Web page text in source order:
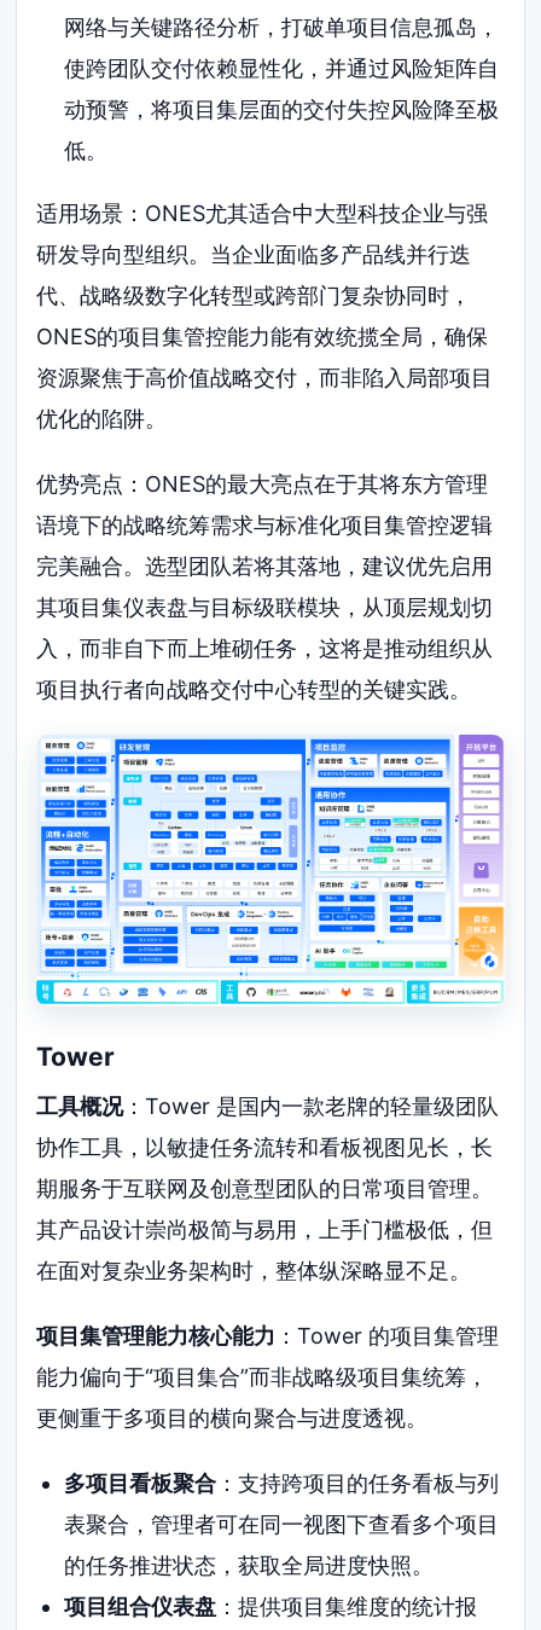
网络与关键路径分析，打破单项目信息孤岛，
使跨团队交付依赖显性化，并通过风险矩阵自
动预警，将项目集层面的交付失控风险降至极
低。
适用场景：ONES尤其适合中大型科技企业与强
研发导向型组织。当企业面临多产品线并行迭
代、战略级数字化转型或跨部门复杂协同时，
ONES的项目集管控能力能有效统揽全局，确保
资源聚焦于高价值战略交付，而非陷入局部项目
优化的陷阱。
优势亮点：ONES的最大亮点在于其将东方管理
语境下的战略统筹需求与标准化项目集管控逻辑
完美融合。选型团队若将其落地，建议优先启用
其项目集仪表盘与目标级联模块，从顶层规划切
入，而非自下而上堆砌任务，这将是推动组织从
项目执行者向战略交付中心转型的关键实践。
Tower
工具概况：Tower 是国内一款老牌的轻量级团队
协作工具，以敏捷任务流转和看板视图见长，长
期服务于互联网及创意型团队的日常项目管理。
其产品设计崇尚极简与易用，上手门槛极低，但
在面对复杂业务架构时，整体纵深略显不足。
项目集管理能力核心能力 ：Tower 的项目集管理
能力偏向于“项目集合”而非战略级项目集统筹，
更侧重于多项目的横向聚合与进度透视。
多项目看板聚合：支持跨项目的任务看板与列
表聚合，管理者可在同一视图下查看多个项目
的任务推进状态，获取全局进度快照。
项目组合仪表盘：提供项目集维度的统计报